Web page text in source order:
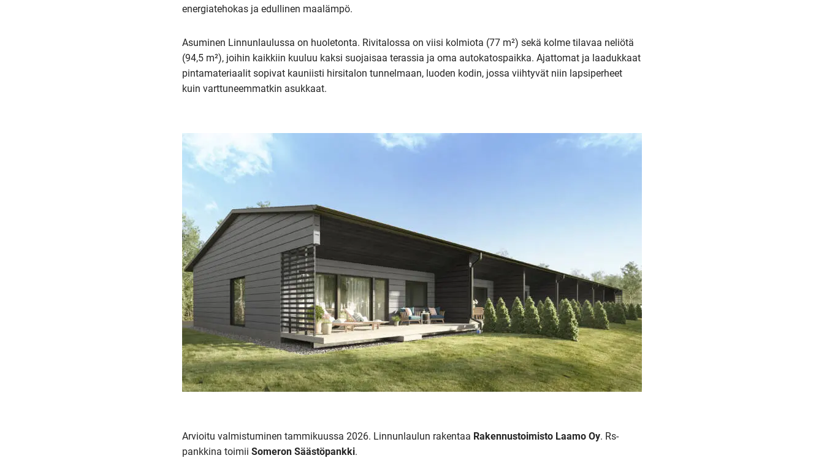
energiatehokas ja edullinen maalämpö.
Asuminen Linnunlaulussa on huoletonta. Rivitalossa on viisi kolmiota (77 m²) sekä kolme tilavaa neliötä
(94,5 m²), joihin kaikkiin kuuluu kaksi suojaisaa terassia ja oma autokatospaikka. Ajattomat ja laadukkaat
pintamateriaalit sopivat kauniisti hirsitalon tunnelmaan, luoden kodin, jossa viihtyvät niin lapsiperheet
kuin varttuneemmatkin asukkaat.
Arvioitu valmistuminen tammikuussa 2026. Linnunlaulun rakentaa Rakennustoimisto Laamo Oy. Rs-
pankkina toimii Someron Säästöpankki.